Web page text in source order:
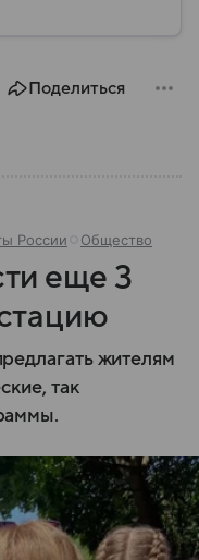
Поделиться
России Общество
еще 3
жителям
так